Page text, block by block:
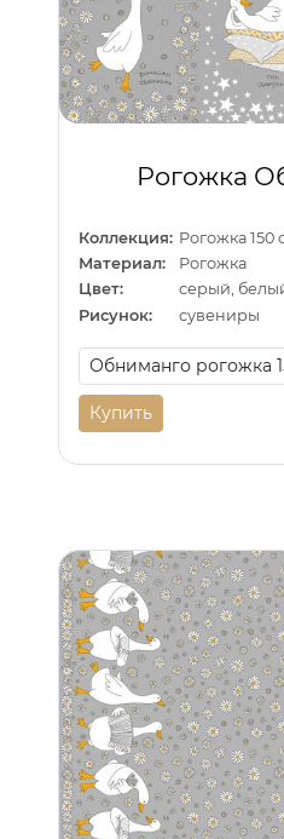
Рогожка
Коллекция: Рогожка 150
Материал:
Рогожка
Цвет:
серый,
Рисунок:
сувениры
Купить